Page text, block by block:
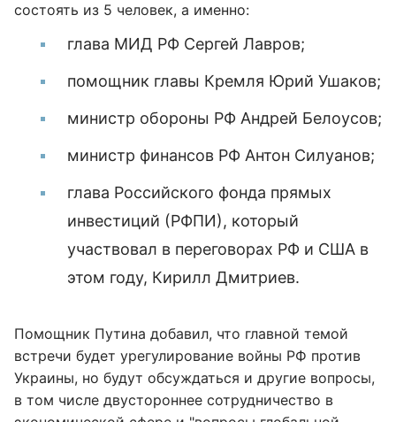
состоять из 5 человек, а именно:
глава МИД РФ Сергей Лавров;
помощник главы Кремля Юрий Ушаков;
министр обороны РФ Андрей Белоусов;
министр финансов РФ Антон Силуанов;
глава Российского фонда прямых
инвестиций (РФПИ), который
участвовал в переговорах РФ и США в
этом году, Кирилл Дмитриев.
Помощник Путина добавил, что главной темой
встречи будет урегулирование войны РФ против
Украины, но будут обсуждаться и другие вопросы,
в том числе двустороннее сотрудничество в